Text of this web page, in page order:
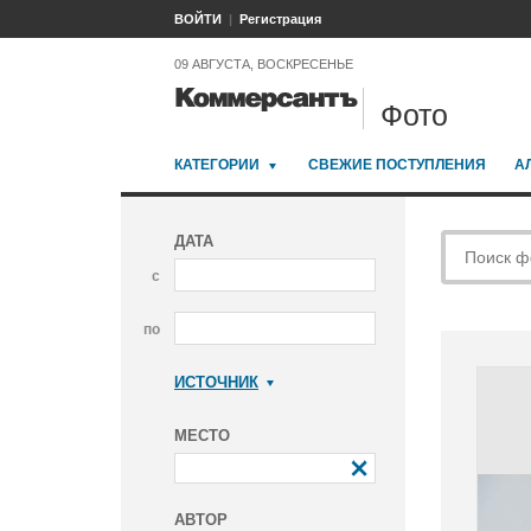
ВОЙТИ Регистрация
09 АВГУСТА, ВОСКРЕСЕНЬЕ
Фото
КАТЕГОРИИ СВЕЖИЕ ПОСТУПЛЕНИЯ
ДАТА
с
по
ИСТОЧНИК
МЕСТО
АВТОР